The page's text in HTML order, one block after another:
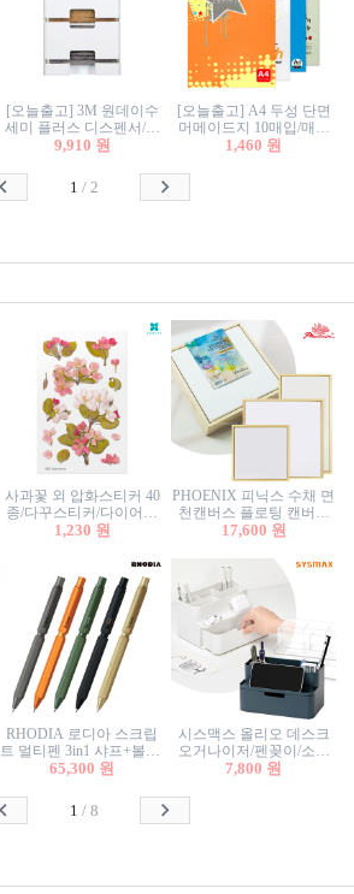
[오늘출고] 3M 원데이수
세미 플러스 디스펜서/소
프트수세미5매+강력수세
9,910 원
[오늘출고] A4 두성 단면
머메이드지 10매입/매직
터치/색지/색상지/색복사
칼라색지/고급복사지
1,460 원
1 / 2
사과꽃 외 압화스티커 40
종/다꾸스티커/다이어리
꾸미기/꽃스티커/자연물
1,230 원
PHOENIX 피닉스 수채 면
천캔버스 플로팅 캔버스
프레임세트 30x30cm/액자
17,600 원
RHODIA 로디아 스크립
트 멀티펜 3in1 샤프+볼펜/
무광택 알루미늄 육각배
65,300 원
시스맥스 올리오 데스크
오거나이저/펜꽂이/소품
꽂이/소품함/정리함/수납
7,800 원
1 / 8